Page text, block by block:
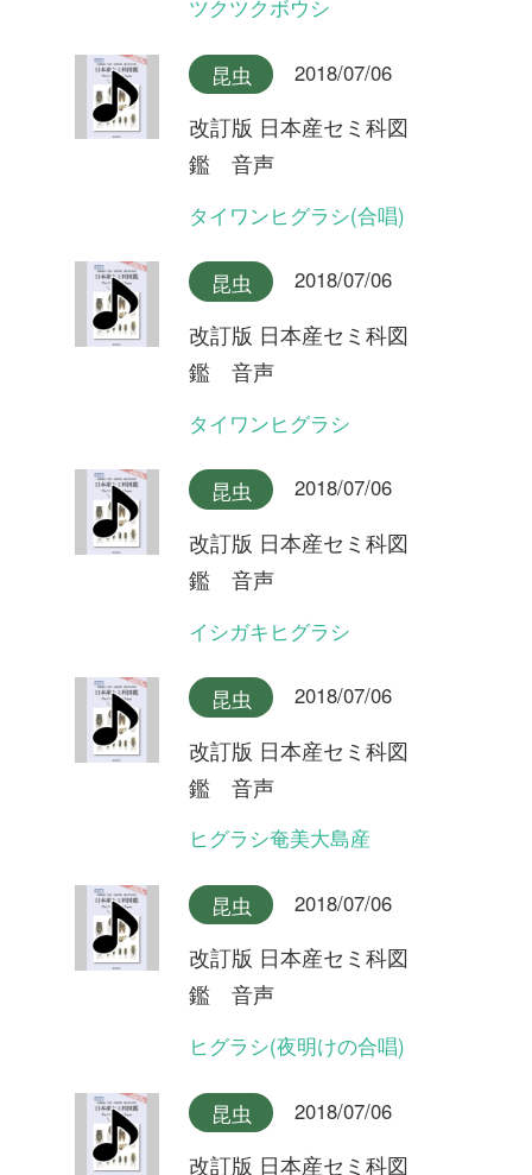
昆虫 2018/07/06
改訂版 日本産セミ科図
鑑 音声
オキナワヒメハルゼミ(合唱)
昆虫
改訂版 日本産セミ科図
鑑 音声
オキナワヒメハルゼミ
昆虫 2018/07/06
改訂版 日本産セミ科図
鑑 音声
ダイトウヒメハルゼミ
改訂版 日本産セミ科図
鑑 音声
ヒメハルゼミ奄美大島産
昆虫 2018/07/06
改訂版 日本産セミ科図
鑑 音声
ヒメハルゼミ(夕方の合唱)
昆虫 2018/07/06
改訂版 日本産セミ科図
昆虫 2018/07/06